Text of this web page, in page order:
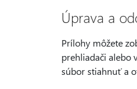
Úprava a
Prílohy môžete
prehliadači alebo
súbor stiahnuť a